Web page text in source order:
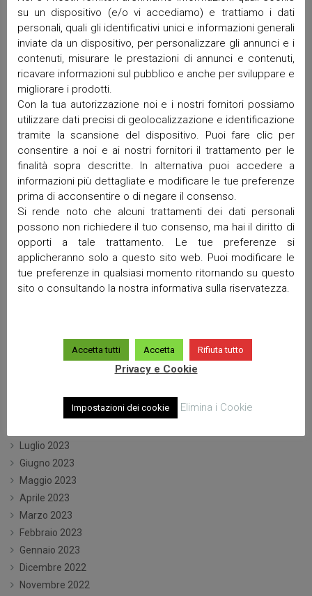
Aprile 2026
Marzo 2026
Febbraio 2026
Gennaio 2026
Dicembre 2025
Novembre 2025
Ottobre 2025
Settembre 2025
Maggio 2025
Aprile 2025
Marzo 2025
Febbraio 2025
Dicembre 2024
Ottobre 2024
Settembre 2024
Luglio 2024
Aprile 2024
Marzo 2024
Ottobre 2023
Luglio 2023
Giugno 2023
Maggio 2023
Aprile 2023
Marzo 2023
Febbraio 2023
Gennaio 2023
Dicembre 2022
Novembre 2022
su un dispositivo (e/o vi accediamo) e trattiamo i dati
personali, quali gli identificativi unici e informazioni generali
inviate da un dispositivo, per personalizzare gli annunci e i
contenuti, misurare le prestazioni di annunci e contenuti,
ricavare informazioni sul pubblico e anche per sviluppare e
migliorare i prodotti.
Con la tua autorizzazione noi e i nostri fornitori possiamo
utilizzare dati precisi di geolocalizzazione e identificazione
tramite la scansione del dispositivo. Puoi fare clic per
consentire a noi e ai nostri fornitori il trattamento per le
finalità sopra descritte. In alternativa puoi accedere a
informazioni più dettagliate e modificare le tue preferenze
prima di acconsentire o di negare il consenso.
Si rende noto che alcuni trattamenti dei dati personali
possono non richiedere il tuo consenso, ma hai il diritto di
opporti a tale trattamento. Le tue preferenze si
applicheranno solo a questo sito web. Puoi modificare le
tue preferenze in qualsiasi momento ritornando su questo
sito o consultando la nostra informativa sulla riservatezza.
Accetta tutti Accetta Rifiuta tutto
Privacy e Cookie
Impostazioni dei cookie Elimina i Cookie